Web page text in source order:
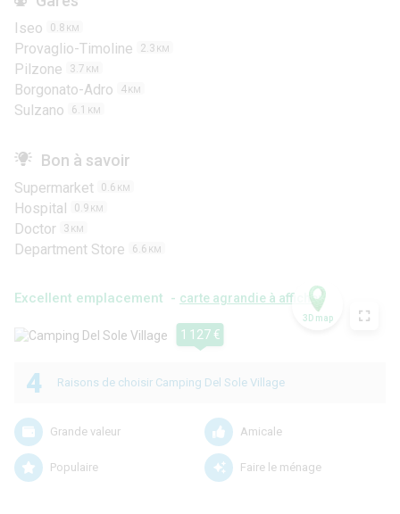
Iseo 0.8 KM
Provaglio-Timoline 2.3 KM
Pilzone 3.7 KM
Borgonato-Adro 4 KM
Sulzano 6.1 KM
Bon à savoir
Supermarket 0.6 KM
Hospital 0.9 KM
Doctor 3 KM
Department Store 6.6 KM
Excellent emplacement - carte agrandie à afficher
1 127 €
3D map
4 Raisons de choisir Camping Del Sole Village
Grande valeur Amicale
Populaire Faire le ménage